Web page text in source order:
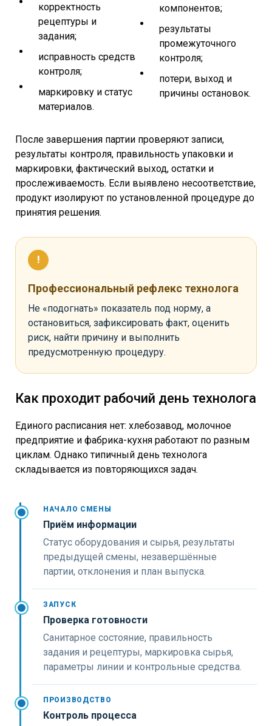
корректность
рецептуры и
задания;
исправность средств
контроля;
маркировку и статус
материалов.
компонентов;
результаты
промежуточного
контроля;
потери, выход и
причины остановок.
После завершения партии проверяют записи,
результаты контроля, правильность упаковки и
маркировки, фактический выход, остатки и
прослеживаемость. Если выявлено несоответствие,
продукт изолируют по установленной процедуре до
принятия решения.
Профессиональный рефлекс технолога
Не «подогнать» показатель под норму, а
остановиться, зафиксировать факт, оценить
риск, найти причину и выполнить
предусмотренную процедуру.
Как проходит рабочий день технолога
Единого расписания нет: хлебозавод, молочное
предприятие и фабрика-кухня работают по разным
циклам. Однако типичный день технолога
складывается из повторяющихся задач.
НАЧАЛО СМЕНЫ
Приём информации
Статус оборудования и сырья, результаты
предыдущей смены, незавершённые
партии, отклонения и план выпуска.
ЗАПУСК
Проверка готовности
Санитарное состояние, правильность
задания и рецептуры, маркировка сырья,
параметры линии и контрольные средства.
ПРОИЗВОДСТВО
Контроль процесса